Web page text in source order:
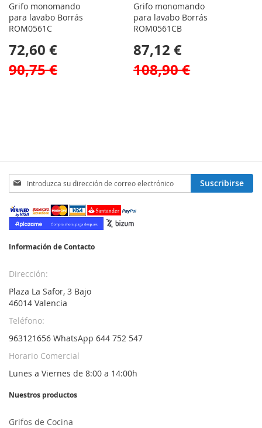
Grifo monomando
para lavabo Borrás
ROM0561C
72,60 €
90,75 €
Grifo monomando
para lavabo Borrás
ROM0561CB
87,12 €
108,90 €
Inscríbase
a
nuestro
boletín
de
Suscribirse
Información de Contacto
Dirección:
Plaza La Safor, 3 Bajo
46014 Valencia
Teléfono:
963121656 WhatsApp 644 752 547
Horario Comercial
Lunes a Viernes de 8:00 a 14:00h
Nuestros productos
Grifos de Cocina